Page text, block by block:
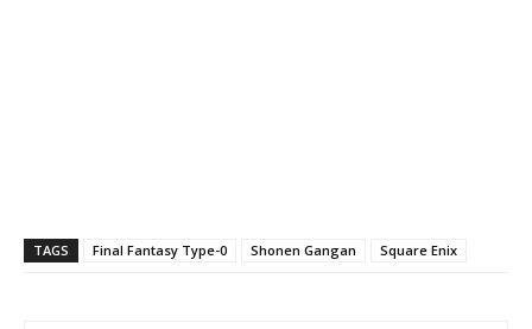
TAGS Final Fantasy Type-0 Shonen Gangan Square Enix